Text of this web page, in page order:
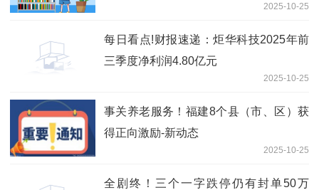
2025-10-25
每日看点!财报速递：炬华科技2025年前
三季度净利润4.80亿元
2025-10-25
事关养老服务！福建8个县（市、区）获
得正向激励-新动态
2025-10-25
全剧终！三个一字跌停仍有封单50万